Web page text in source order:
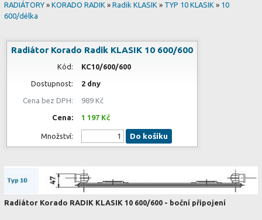
RADIÁTORY » KORADO RADIK » Radik KLASIK » TYP 10 KLASIK » 10
600/délka
Radiátor Korado Radik KLASIK 10 600/600
Kód: KC10/600/600
Dostupnost: 2 dny
Cena bez DPH: 989 Kč
Cena: 1 197 Kč
Množství: Do košíku
Radiátor Korado RADIK KLASIK 10 600/600 - boční připojení